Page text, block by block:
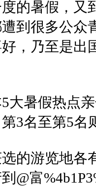
的暑假，又
到很多公众
，乃至是出
大暑假热点
3名至第5
的游览地各
@富